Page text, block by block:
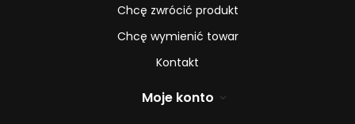
Chcę zwrócić produkt
Chcę wymienić towar
Kontakt
Moje konto